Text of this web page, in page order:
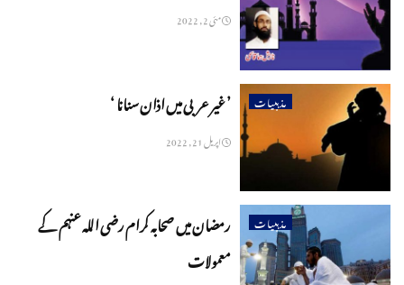
مئی 2, 2022
مذہبیات ’ غیر عربی میں اذان سنانا ‘
اپریل 21, 2022
مذہبیات
رمضان میں صحابہ کرام رضی اللہ عنہم کے
معمولات